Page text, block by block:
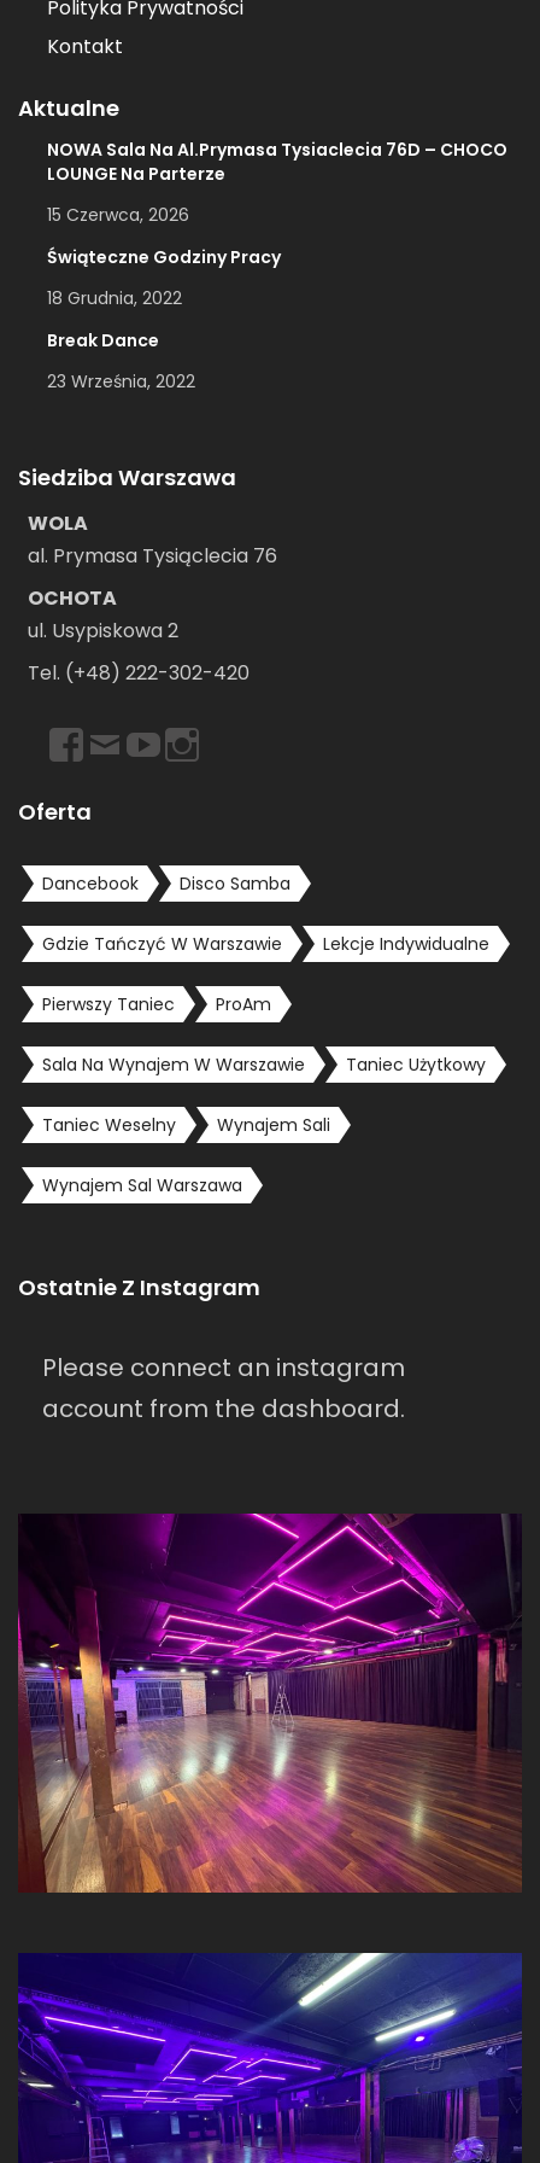
Polityka Prywatności
Kontakt
Aktualne
NOWA Sala Na Al.Prymasa Tysiaclecia 76D – CHOCO
LOUNGE Na Parterze
15 Czerwca, 2026
Świąteczne Godziny Pracy
18 Grudnia, 2022
Break Dance
23 Września, 2022
Siedziba Warszawa
WOLA
al. Prymasa Tysiąclecia 76
OCHOTA
ul. Usypiskowa 2
Tel. (+48) 222-302-420
https://www.facebook.com/dancebookwarszawa
Emailhttps://www.youtube.com/user/dancebookpl
Oferta
Dancebook Disco Samba
Gdzie Tańczyć W Warszawie Lekcje Indywidualne
Pierwszy Taniec ProAm
Sala Na Wynajem W Warszawie Taniec Użytkowy
Taniec Weselny Wynajem Sali
Wynajem Sal Warszawa
Ostatnie Z Instagram
Please connect an instagram
account from the dashboard.